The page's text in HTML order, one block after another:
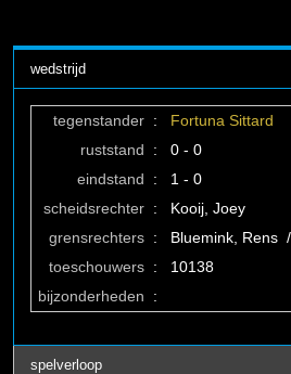
wedstrijd
tegenstander : Fortuna Sittard
ruststand
:
0 - 0
eindstand
:
1 - 0
scheidsrechter :
Kooij, Joey
grensrechters :
Bluemink, Rens
toeschouwers :
10138
bijzonderheden
:
spelverloop